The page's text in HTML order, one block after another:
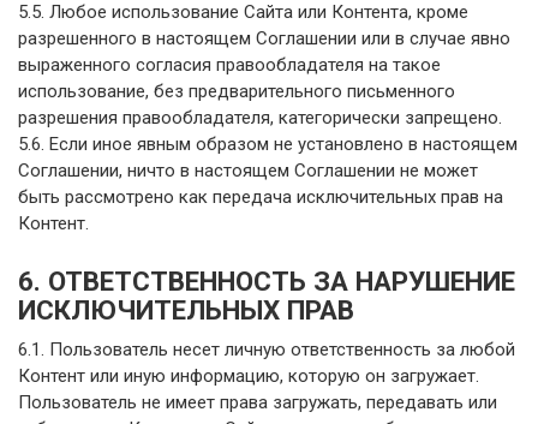
5.5. Любое использование Сайта или Контента, кроме
разрешенного в настоящем Соглашении или в случае явно
выраженного согласия правообладателя на такое
использование, без предварительного письменного
разрешения правообладателя, категорически запрещено.
5.6. Если иное явным образом не установлено в настоящем
Соглашении, ничто в настоящем Соглашении не может
быть рассмотрено как передача исключительных прав на
Контент.
6. ОТВЕТСТВЕННОСТЬ ЗА НАРУШЕНИЕ
ИСКЛЮЧИТЕЛЬНЫХ ПРАВ
6.1. Пользователь несет личную ответственность за любой
Контент или иную информацию, которую он загружает.
Пользователь не имеет права загружать, передавать или